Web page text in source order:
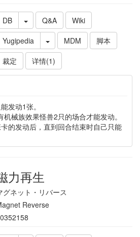
DB Q&A
Wiki
Yugipedia
MDM
脚本
裁定
详情(1)
发动1张。
械族效果怪兽2只的场合才能发动。
的发动后，直到回合结束时自己只能
力再生
グネット・リバース
Reverse